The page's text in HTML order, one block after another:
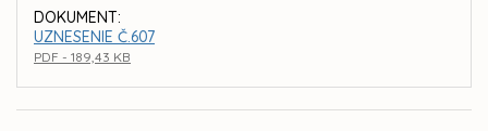
DOKUMENT:
UZNESENIE Č.607
PDF - 189,43 KB